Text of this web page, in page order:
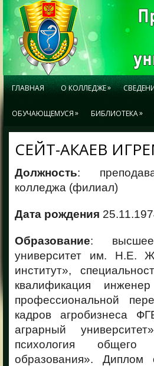
ГЛАВНАЯ О КОЛЛЕДЖЕ»
ОБУЧАЮЩЕМУСЯ» БИБЛИОТЕКА»
СЕЙТ-АКАЕВ
Должность:
колледжа (филиал)
Дата рождения
Образование: высшее,
университет им. Н.Е.
институт»,
квалификация
профессиональной
кадров агробизнеса
аграрный
психология общего
образования». Диплом